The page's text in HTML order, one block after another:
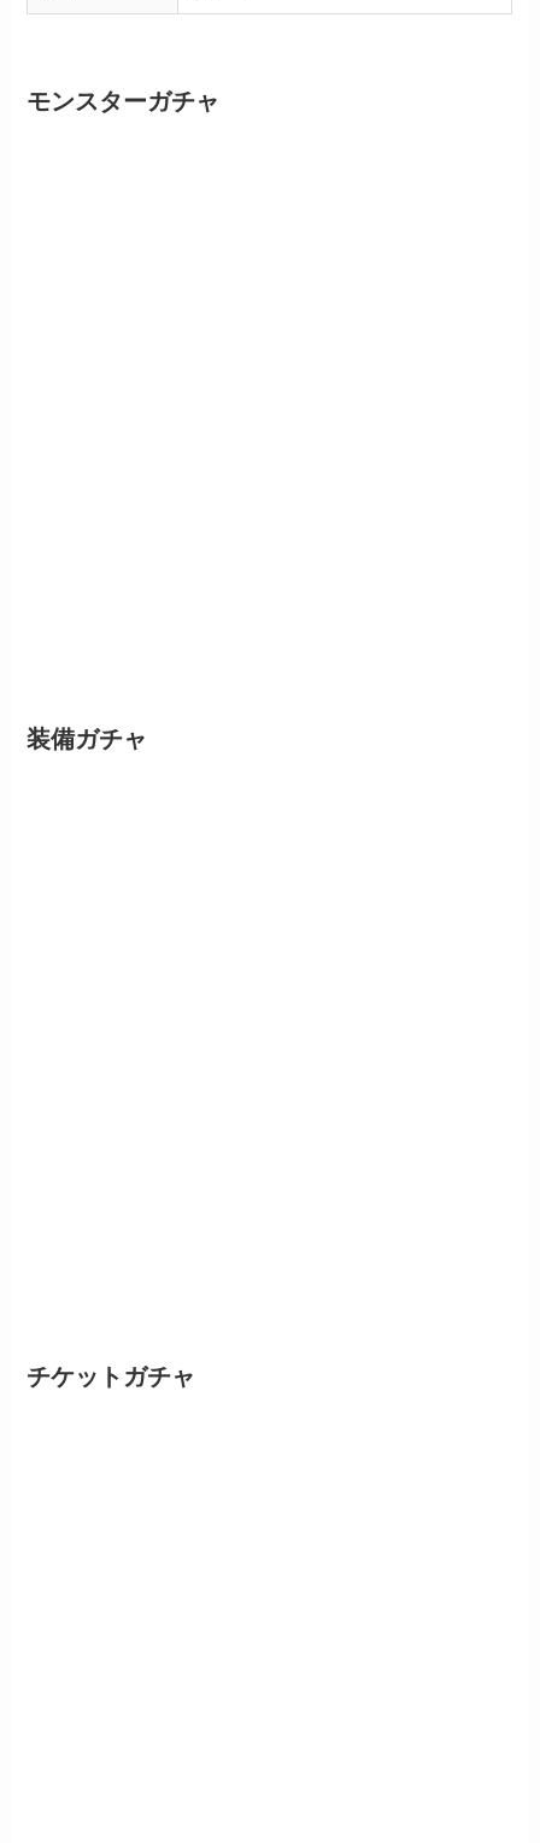
モンスターガチャ
装備ガチャ
チケットガチャ